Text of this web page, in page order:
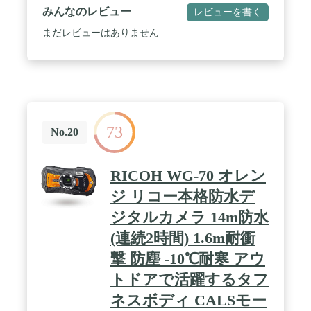
みんなのレビュー レビューを書く
まだレビューはありません
No.20 73
RICOH WG-70 オレン
ジ リコー本格防水デ
ジタルカメラ 14m防水
(連続2時間) 1.6m耐衝
撃 防塵 -10℃耐寒 アウ
トドアで活躍するタフ
ネスボディ CALSモー